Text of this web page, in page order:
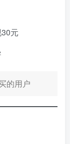
元
的用户